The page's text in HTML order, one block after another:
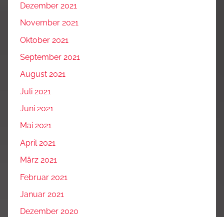
Dezember 2021
November 2021
Oktober 2021
September 2021
August 2021
Juli 2021
Juni 2021
Mai 2021
April 2021
März 2021
Februar 2021
Januar 2021
Dezember 2020